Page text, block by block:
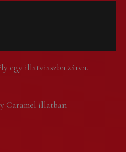
egy illatviaszba zárva.
Caramel illatban